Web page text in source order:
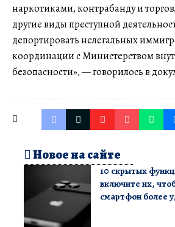
наркотиками, контрабанду и
другие виды преступной
депортировать нелегальных
координации с Министерством
безопасности», — говорилось в
Новое на сайте
10 скрытых
включите их,
смартфон более